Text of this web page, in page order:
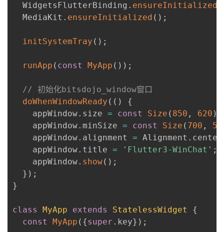
  WidgetsFlutterBinding
. ensureInitialized
  MediaKit
. ensureInitialized ( ) ;
initSystemTray ( ) ;
runApp ( const MyApp ( ) ) ;
// 初始化bitsdojo_window窗口
doWhenWindowReady ( ( )
{
    appWindow
. size = const Size ( 850 , 620 )
    appWindow
. minSize = const Size ( 700 ,
    appWindow
. alignment = Alignment . center
    appWindow
. title = 'Flutter3-WinChat' ;
    appWindow
. show( ) ;
} ) ;
}
class MyApp extends StatelessWidget
{
const
MyApp ( {super . key} ) ;